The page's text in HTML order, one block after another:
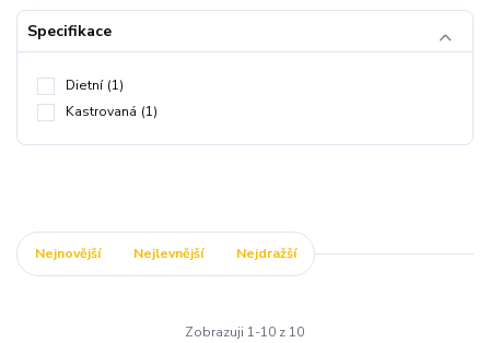
Specifikace
Dietní (1)
Kastrovaná (1)
Nejnovější Nejlevnější Nejdražší
Zobrazuji 1-10 z 10